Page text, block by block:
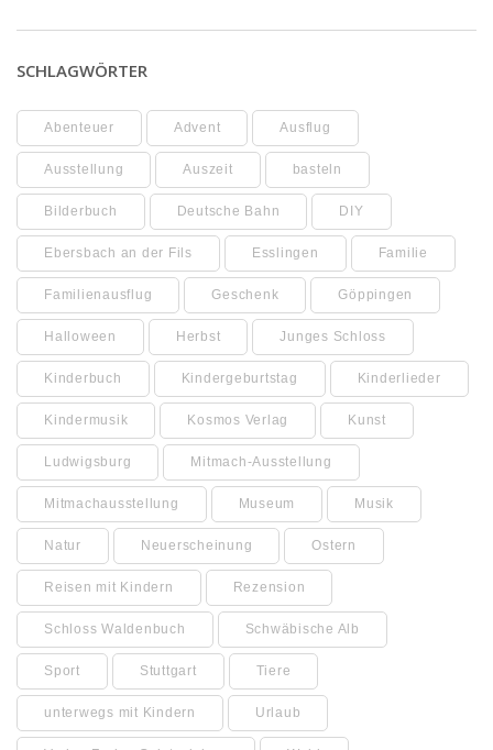
SCHLAGWÖRTER
Abenteuer Advent Ausflug
Ausstellung Auszeit basteln
Bilderbuch Deutsche Bahn DIY
Ebersbach an der Fils Esslingen Familie
Familienausflug Geschenk Göppingen
Halloween Herbst Junges Schloss
Kinderbuch Kindergeburtstag Kinderlieder
Kindermusik Kosmos Verlag Kunst
Ludwigsburg Mitmach-Ausstellung
Mitmachausstellung Museum Musik
Natur Neuerscheinung Ostern
Reisen mit Kindern Rezension
Schloss Waldenbuch Schwäbische Alb
Sport Stuttgart Tiere
unterwegs mit Kindern Urlaub